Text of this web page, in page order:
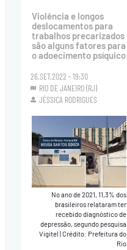
Violência e longos
deslocamentos para
trabalhos precarizados
são alguns fatores para
o adoecimento psíquico
26.SET.2022 - 19:30
RIO DE JANEIRO (RJ)
JÉSSICA RODRIGUES
No ano de 2021, 11,3% dos
brasileiros relataram ter
recebido diagnóstico de
depressão, segundo pesquisa
Vigitel|Crédito: Prefeitura do
Rio